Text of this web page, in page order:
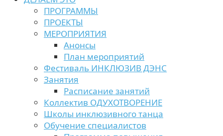
ПРОГРАММЫ
ПРОЕКТЫ
МЕРОПРИЯТИЯ
Анонсы
План мероприятий
Фестиваль ИНКЛЮЗИВ ДЭНС
Занятия
Расписание занятий
Коллектив ОДУХОТВОРЕНИЕ
Школы инклюзивного танца
Обучение специалистов